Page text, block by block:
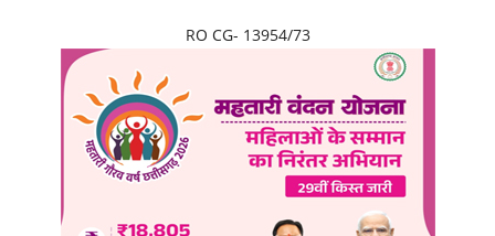
RO CG- 13954/73